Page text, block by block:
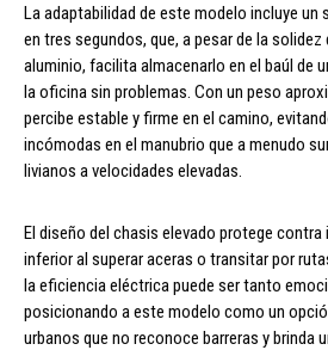
La adaptabilidad de este modelo incluye un
en tres segundos, que, a pesar de la
aluminio, facilita almacenarlo en el baúl de
la oficina sin problemas. Con un peso
percibe estable y firme en el camino,
incómodas en el manubrio que a menudo
livianos a velocidades elevadas.
El diseño del chasis elevado protege
inferior al superar aceras o transitar por
la eficiencia eléctrica puede ser tanto
posicionando a este modelo como un
urbanos que no reconoce barreras y brinda